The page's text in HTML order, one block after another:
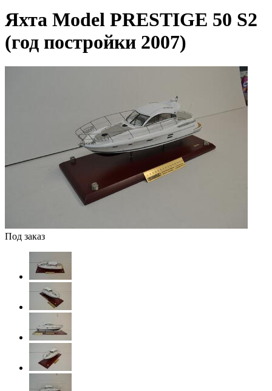
Яхта Model PRESTIGE 50 S2
(год постройки 2007)
Под заказ